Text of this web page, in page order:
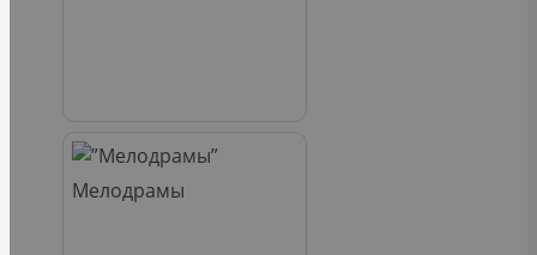
Мелодрамы